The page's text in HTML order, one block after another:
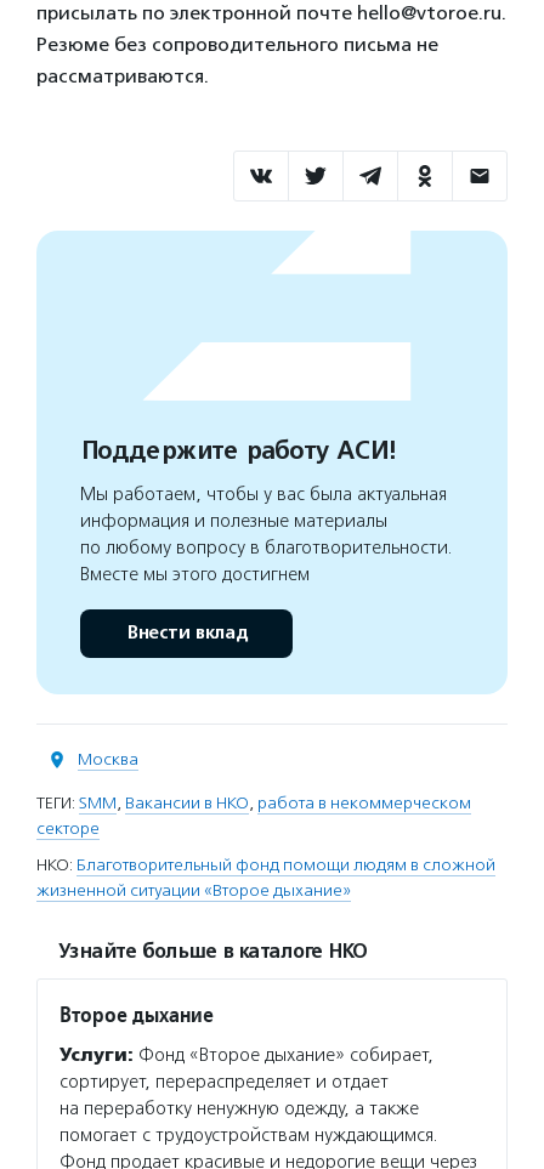
присылать по электронной почте hello@vtoroe.ru.
Резюме без сопроводительного письма не
рассматриваются.
Поддержите работу АСИ!
Мы работаем, чтобы у вас была актуальная
информация и полезные материалы
по любому вопросу в благотворительности.
Вместе мы этого достигнем
Внести вклад
Москва
ТЕГИ: SMM, Вакансии в НКО, работа в некоммерческом
секторе
НКО: Благотворительный фонд помощи людям в сложной
жизненной ситуации «Второе дыхание»
Узнайте больше в каталоге НКО
Второе дыхание
Услуги: Фонд «Второе дыхание» собирает,
сортирует, перераспределяет и отдает
на переработку ненужную одежду, а также
помогает с трудоустройствам нуждающимся.
Фонд продает красивые и недорогие вещи через